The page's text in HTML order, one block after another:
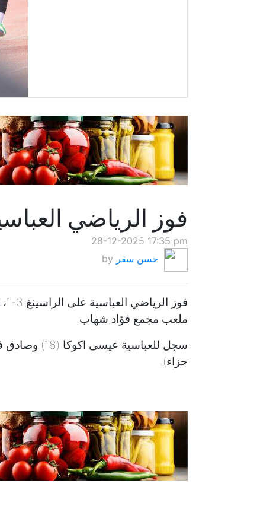
فوز الرياضي
28-12-2025 17:35 pm
by حسن سقر
ملعب مجمع فؤاد شهاب.
جزاء).